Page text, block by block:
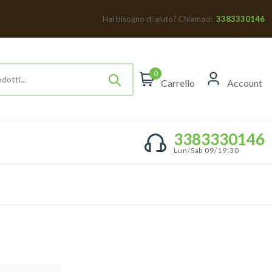
Hai bisogno di aiuto? Chiamaci: 3383330146
0
Carrello Account
3383330146
Lun/Sab 09/19:30